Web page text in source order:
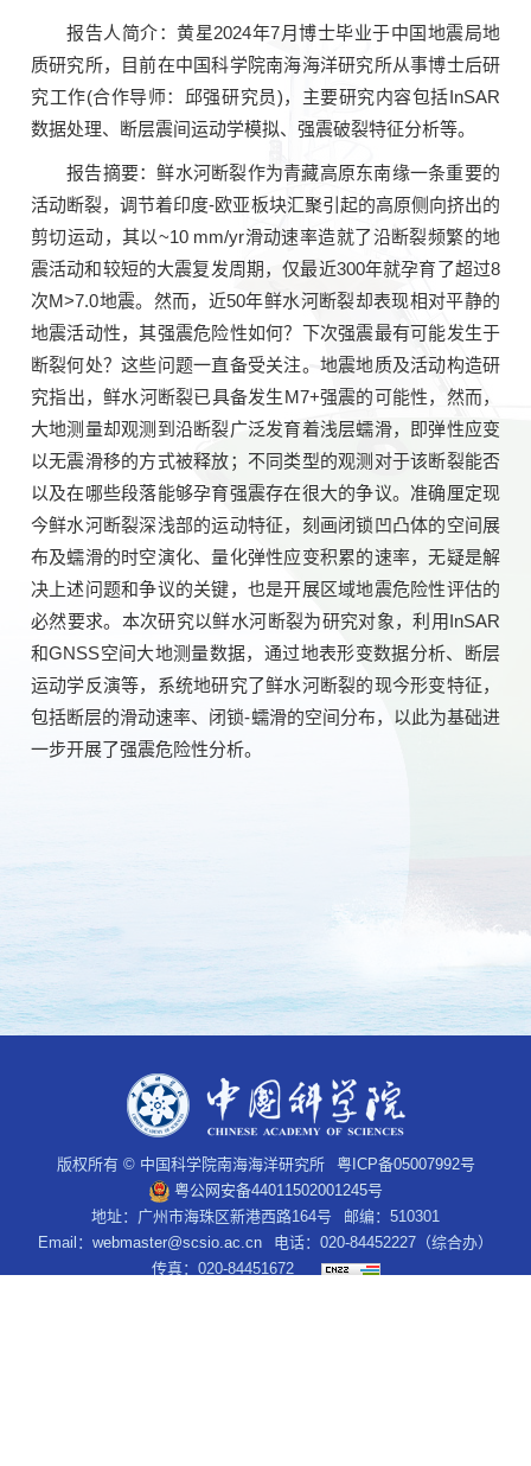
报告人简介：黄星2024年7月博士毕业于中国地震局地
质研究所，目前在中国科学院南海海洋研究所从事博士后研
究工作(合作导师：邱强研究员)，主要研究内容包括InSAR
数据处理、断层震间运动学模拟、强震破裂特征分析等。
报告摘要：鲜水河断裂作为青藏高原东南缘一条重要的
活动断裂，调节着印度-欧亚板块汇聚引起的高原侧向挤出的
剪切运动，其以~10 mm/yr滑动速率造就了沿断裂频繁的地
震活动和较短的大震复发周期，仅最近300年就孕育了超过8
次M>7.0地震。然而，近50年鲜水河断裂却表现相对平静的
地震活动性，其强震危险性如何？下次强震最有可能发生于
断裂何处？这些问题一直备受关注。地震地质及活动构造研
究指出，鲜水河断裂已具备发生M7+强震的可能性，然而，
大地测量却观测到沿断裂广泛发育着浅层蠕滑，即弹性应变
以无震滑移的方式被释放；不同类型的观测对于该断裂能否
以及在哪些段落能够孕育强震存在很大的争议。准确厘定现
今鲜水河断裂深浅部的运动特征，刻画闭锁凹凸体的空间展
布及蠕滑的时空演化、量化弹性应变积累的速率，无疑是解
决上述问题和争议的关键，也是开展区域地震危险性评估的
必然要求。本次研究以鲜水河断裂为研究对象，利用InSAR
和GNSS空间大地测量数据，通过地表形变数据分析、断层
运动学反演等，系统地研究了鲜水河断裂的现今形变特征，
包括断层的滑动速率、闭锁-蠕滑的空间分布，以此为基础进
一步开展了强震危险性分析。
版权所有 © 中国科学院南海海洋研究所
粤ICP备05007992号
粤公网安备44011502001245号
地址：广州市海珠区新港西路164号
邮编：510301
Email： webmaster@scsio.ac.cn
电话：020-84452227（综合办）
传真：020-84451672